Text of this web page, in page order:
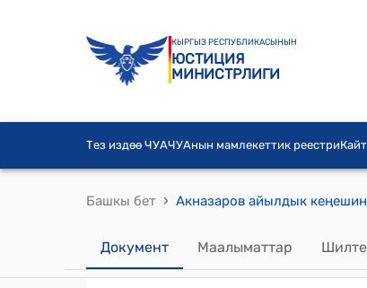
КЫРГЫЗ РЕСПУБЛИКАСЫНЫН
ЮСТИЦИЯ
МИНИСТРЛИГИ
Тез издөө ЧУАЧУАнын мамлекеттик реестри
Башкы бет ›
Документ Маалыматтар